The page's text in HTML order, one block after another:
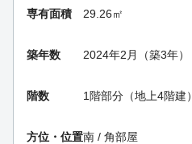
専有面積 29.26㎡
築年数 2024年2月（築3年）
階数 1階部分（地上4階建）
方位・位置南 / 角部屋